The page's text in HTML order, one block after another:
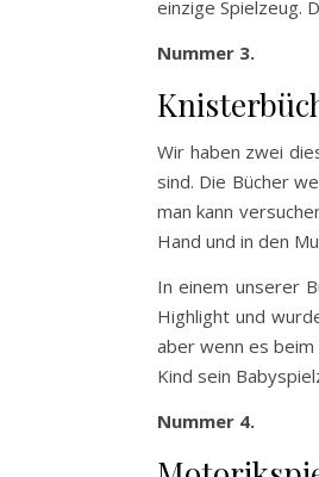
einzige Spielzeug.
Nummer 3.
Wir haben zwei
sind. Die Bücher
man kann
Hand und in den
In einem unserer
Highlight und
aber wenn es beim
Kind sein
Nummer 4.